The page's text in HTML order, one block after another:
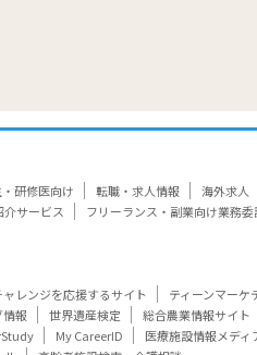
研修医向け 転職・求人情報 海外求人
サービス フリーランス・副業向け業務
レンジを応援するサイト ティーンマーケ
情報 世界遺産検定 総合農業情報サイト
My CareerID 医療施設情報メディ